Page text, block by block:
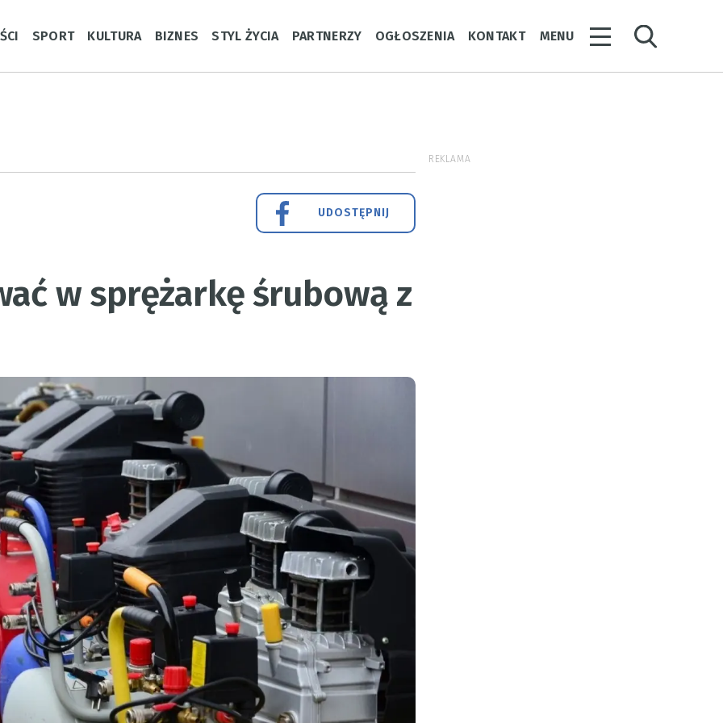
SPORT KULTURA BIZNES STYL ŻYCIA PARTNERZY OGŁOSZENIA KONTAKT MENU
UDOSTĘPNIJ
w sprężarkę śrubową z
REKLAMA